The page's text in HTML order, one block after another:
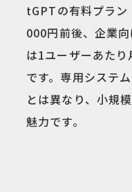
tGPTの有料プラ
000円前後、企業
は1ユーザーあた
です。専用システ
とは異なり、小規
魅力です。